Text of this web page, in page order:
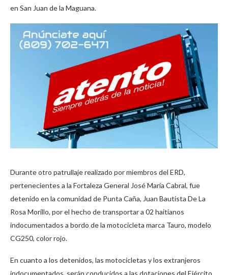
en San Juan de la Maguana.
Durante otro patrullaje realizado por miembros del ERD,
pertenecientes a la Fortaleza General José María Cabral, fue
detenido en la comunidad de Punta Caña, Juan Bautista De La
Rosa Morillo, por el hecho de transportar a 02 haitianos
indocumentados a bordo de la motocicleta marca Tauro, modelo
CG250, color rojo.
En cuanto a los detenidos, las motocicletas y los extranjeros
indocumentados, serán conducidos a las dotaciones del Ejército